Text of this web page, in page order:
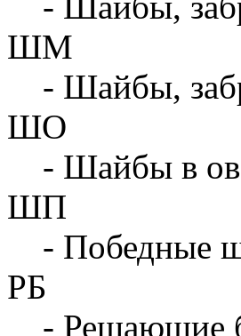
ШМ
- Шайбы,
ШО
- Шайбы в
ШП
- Победные
РБ
- Решающие